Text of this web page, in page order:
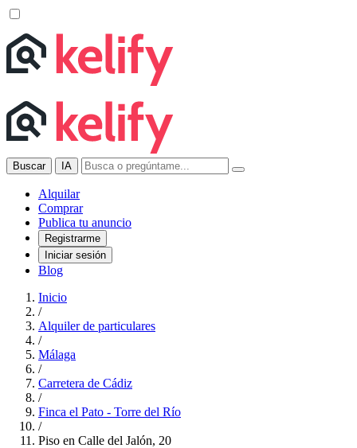
Buscar IA
Alquilar
Comprar
Publica tu anuncio
Registrarme
Iniciar sesión
Blog
Inicio
/
Alquiler de particulares
/
Málaga
/
Carretera de Cádiz
/
Finca el Pato - Torre del Río
/
Piso en Calle del Jalón, 20